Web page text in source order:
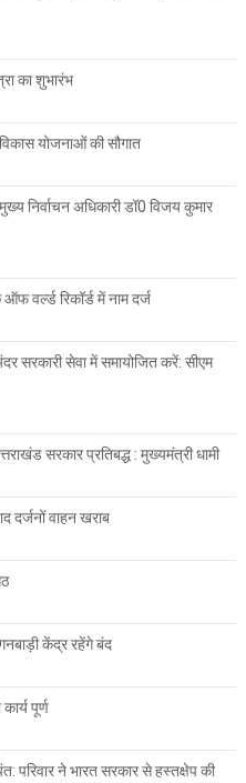
का शुभारंभ
योजनाओं की सौगात
निर्वाचन अधिकारी डॉ0 विजय कुमार
वर्ल्ड रिकॉर्ड में नाम दर्ज
सरकारी सेवा में समायोजित करें: सीएम
सरकार प्रतिबद्ध : मुख्यमंत्री धामी
दर्जनों वाहन खराब
केंद्र रहेंगे बंद
पूर्ण
परिवार ने भारत सरकार से हस्तक्षेप की